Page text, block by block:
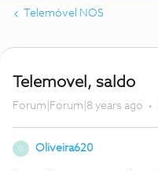
Telemóvel NOS
Telemovel, saldo
Forum|Forum|8 years ago
O Oliveira620